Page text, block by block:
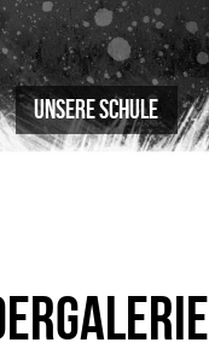
Unsere Schule